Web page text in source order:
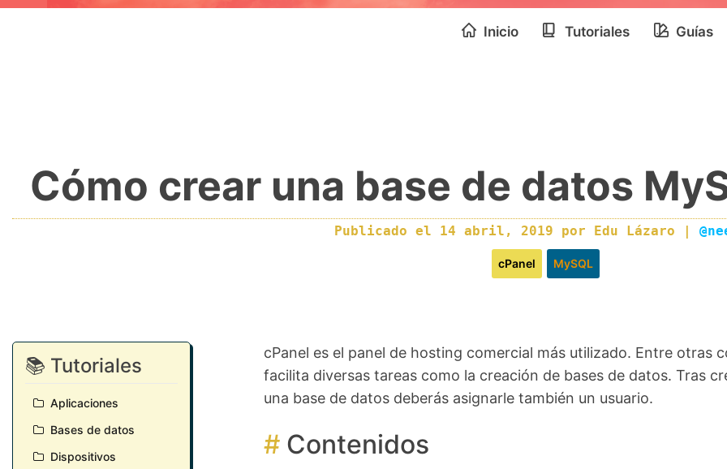
Inicio Tutoriales Guías
Cómo crear una base de datos
Publicado el 14 abril, 2019 por Edu Lázaro |
cPanel MySQL
📚 Tutoriales
Aplicaciones
Bases de datos
Dispositivos
cPanel es el panel de hosting comercial más utilizado. Entre otras
facilita diversas tareas como la creación de bases de datos. Tras
una base de datos deberás asignarle también un usuario.
Contenidos